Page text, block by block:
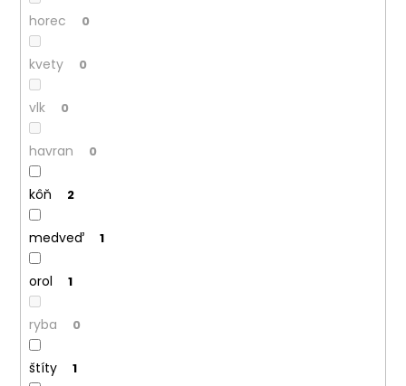
horec 0
kvety 0
vlk 0
havran 0
kôň 2
medveď 1
orol 1
ryba 0
štíty 1